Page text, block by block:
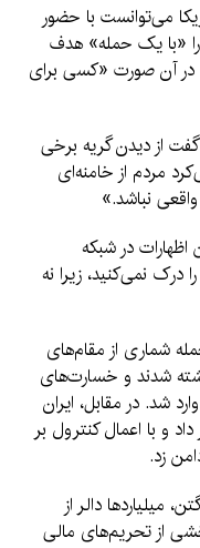
می‌توانست با حضور
را «با یک حمله» هدف
در آن صورت «کسی برای
از دیدن گریه برخی
مردم از خامنه‌ای
نباشد.»
اظهارات در شبکه
نمی‌کنید، زیرا نه
شماری از مقام‌های
شدند و خسارت‌های
شد. در مقابل، ایران
و با اعمال کنترول بر
زد.
میلیاردها دالر از
از تحریم‌های مالی